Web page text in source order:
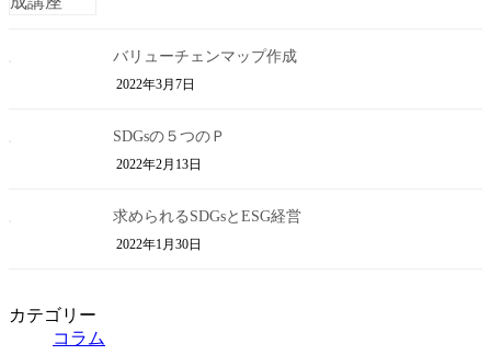
バリューチェンマップ作成
2022年3月7日
SDGsの５つのＰ
2022年2月13日
求められるSDGsとESG経営
2022年1月30日
カテゴリー
コラム